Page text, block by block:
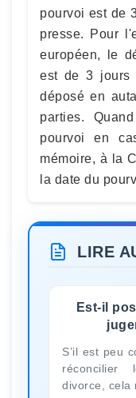
pourvoi est de
presse. Pour
européen, le
est de 3 jours
déposé en
parties.
pourvoi en
mémoire, à la
la date du
LIRE
Est-il
S’il est peu
réconcilier
divorce, cela